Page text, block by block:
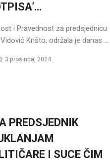
i Pravednost za predsjednicu
Krišto, održala je danas ...
3 prosinca, 2024
PREDSJEDNIK
I SUCE ČIM